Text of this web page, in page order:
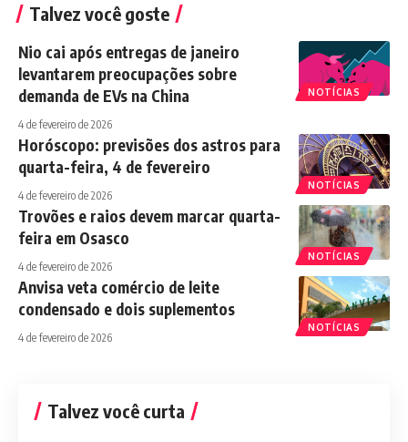
Talvez você goste
NOTÍCIAS
Nio cai após entregas de janeiro
levantarem preocupações sobre
demanda de EVs na China
4 de fevereiro de 2026
NOTÍCIAS
Horóscopo: previsões dos astros para
quarta-feira, 4 de fevereiro
4 de fevereiro de 2026
NOTÍCIAS
Trovões e raios devem marcar quarta-
feira em Osasco
4 de fevereiro de 2026
NOTÍCIAS
Anvisa veta comércio de leite
condensado e dois suplementos
4 de fevereiro de 2026
Talvez você curta